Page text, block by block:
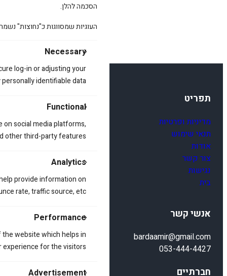
הסכמה להלן.
העוגיות שמסווגות כ"נחוצות"
Necessary
log-in or adjusting your
identifiable data.
Functional
social media platforms,
other third-party features.
Analytics
provide information on
rate, traffic source, etc.
Performance
website which helps in
for the visitors.
Advertisement
תפריט
מדיניות ופרטיות
תנאי שימוש
אודות
צור קשר
נגישות
בית
אנשי קשר
bardaamir@gmail.com
053-444-4427
חברתיים